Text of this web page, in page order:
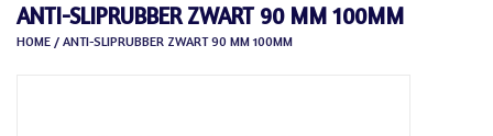
Verlichting
ANTI-SLIPRUBBER ZWART 90 MM 100MM
HOME / ANTI-SLIPRUBBER ZWART 90 MM 100MM